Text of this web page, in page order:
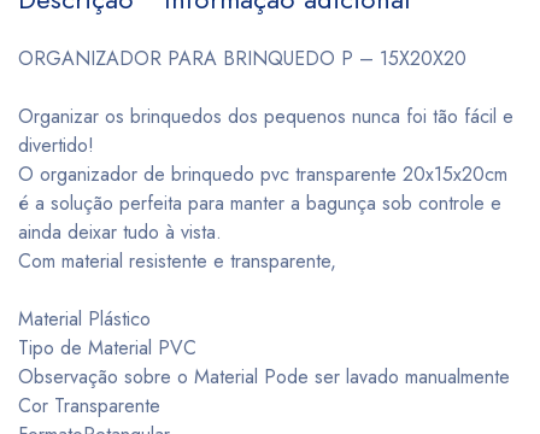
ORGANIZADOR PARA BRINQUEDO P – 15X20X20
Organizar os brinquedos dos pequenos nunca foi tão fácil e
divertido!
O organizador de brinquedo pvc transparente 20x15x20cm
é a solução perfeita para manter a bagunça sob controle e
ainda deixar tudo à vista.
Com material resistente e transparente,
Material Plástico
Tipo de Material PVC
Observação sobre o Material Pode ser lavado manualmente
Cor Transparente